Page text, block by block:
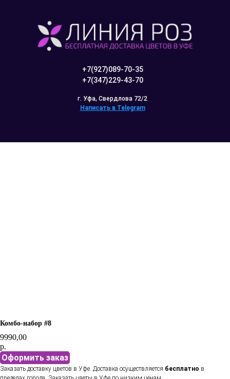
+7(927)089-70-35
+7(347)229-43-70
г. Уфа, Свердлова 72/2
Написать в Telegram
Комбо-набор #8
9990,00
р.
Оформить заказ
Заказать доставку цветов в Уфе. Доставка осуществляется бесплатно в